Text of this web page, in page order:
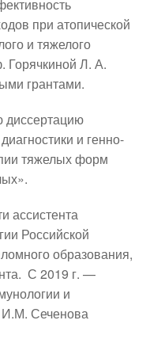
при атопической
и тяжелого
Горячкиной Л. А.
грантами.
диссертацию
и генно-
тяжелых форм
ассистента
Российской
образования,
С 2019 г. —
и
Сеченова